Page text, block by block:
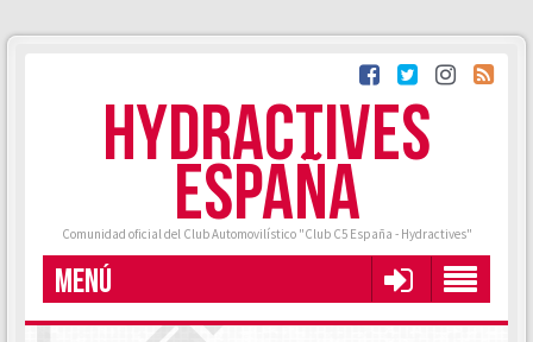
HYDRACTIVES
ESPAÑA
Comunidad oficial del Club Automovilístico "Club C5 España - Hydractives"
MENÚ